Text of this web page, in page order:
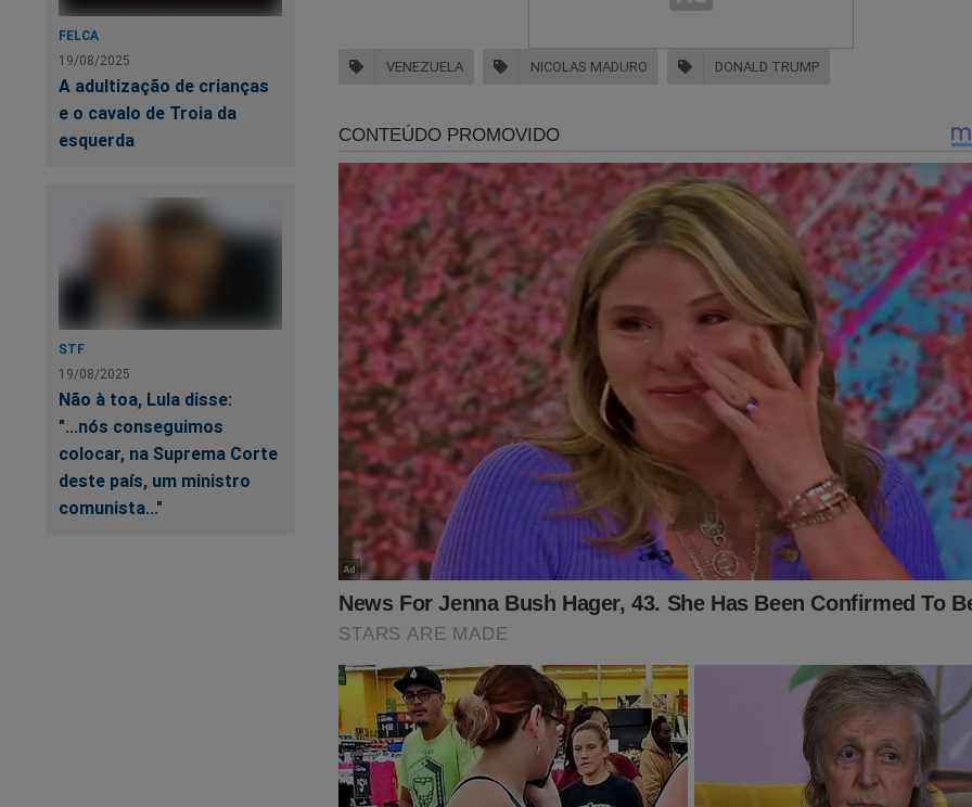
FELCA
19/08/2025
A adultização de crianças
e o cavalo de Troia da
esquerda
STF
19/08/2025
Não à toa, Lula disse:
"...nós conseguimos
colocar, na Suprema Corte
deste país, um ministro
comunista..."
O próprio Bolsonaro já conhece alguns de nossos livros:
VENEZUELA NICOLAS MADURO DONALD TRUMP